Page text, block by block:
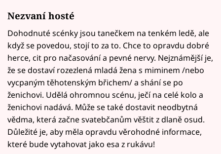
Nezvaní hosté
Dohodnuté scénky jsou tanečkem na tenkém ledě, ale
když se povedou, stojí to za to. Chce to opravdu dobré
herce, cit pro načasování a pevné nervy. Nejznámější je,
že se dostaví rozezlená mladá žena s miminem /nebo
vycpaným těhotenským břichem/ a shání se po
ženichovi. Udělá ohromnou scénu, ječí na celé kolo a
ženichovi nadává. Může se také dostavit neodbytná
vědma, která začne svatebčanům věštit z dlaně osud.
Důležité je, aby měla opravdu věrohodné informace,
které bude vytahovat jako esa z rukávu!